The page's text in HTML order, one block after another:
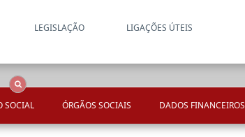
LEGISLAÇÃO LIGAÇÕES ÚTEIS
SOCIAL ÓRGÃOS SOCIAIS DADOS FINANCEIROS